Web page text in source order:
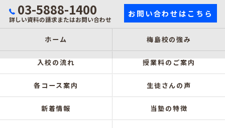
03-5888-1400
詳しい資料の請求またはお問い合わせ
お問い合わせはこちら
ホーム 梅島校の強み
入校の流れ 授業料のご案内
各コース案内 生徒さんの声
新着情報 当塾の特徴